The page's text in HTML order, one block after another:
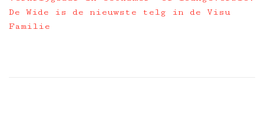
De Wide is de nieuwste telg in de Visu
Familie